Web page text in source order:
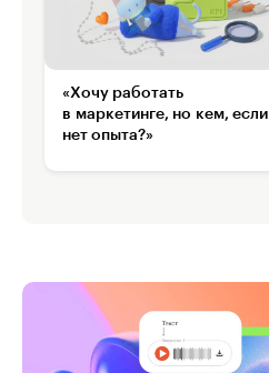
«Хочу работать
в маркетинге, но кем, если
нет опыта?»